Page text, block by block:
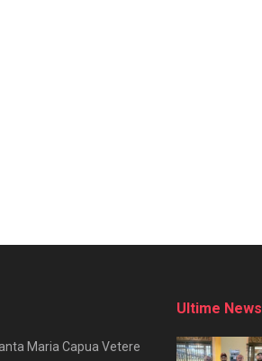
Maria Capua Vetere
Ultime News